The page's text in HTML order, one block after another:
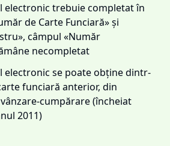
trebuie completat în
de Carte Funciară» și
câmpul «Număr
necompletat
se poate obține dintr-
funciară anterior, din
cumpărare (încheiat
2011)